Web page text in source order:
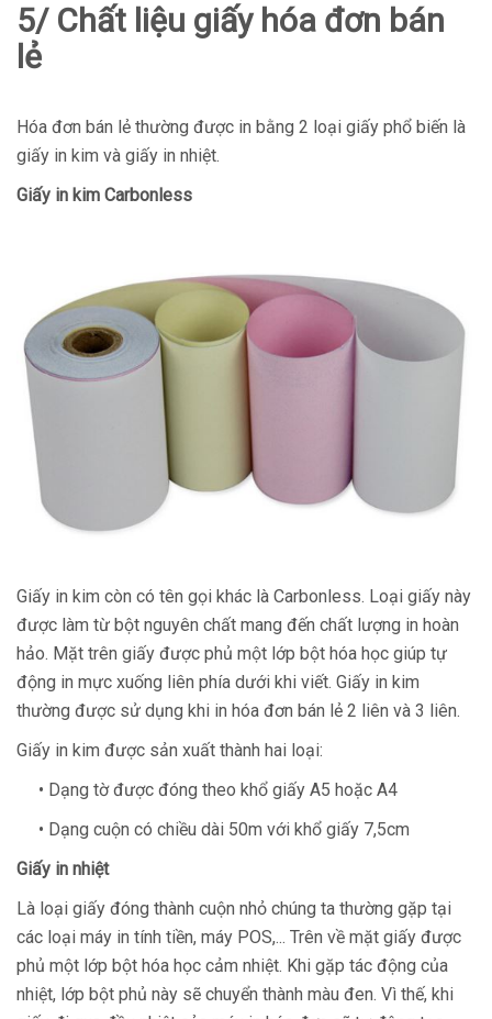
5/ Chất liệu giấy hóa đơn bán
lẻ
Hóa đơn bán lẻ thường được in bằng 2 loại giấy phổ biến là
giấy in kim và giấy in nhiệt.
Giấy in kim Carbonless
Giấy in kim còn có tên gọi khác là Carbonless. Loại giấy này
được làm từ bột nguyên chất mang đến chất lượng in hoàn
hảo. Mặt trên giấy được phủ một lớp bột hóa học giúp tự
động in mực xuống liên phía dưới khi viết. Giấy in kim
thường được sử dụng khi in hóa đơn bán lẻ 2 liên và 3 liên.
Giấy in kim được sản xuất thành hai loại:
• Dạng tờ được đóng theo khổ giấy A5 hoặc A4
• Dạng cuộn có chiều dài 50m với khổ giấy 7,5cm
Giấy in nhiệt
Là loại giấy đóng thành cuộn nhỏ chúng ta thường gặp tại
các loại máy in tính tiền, máy POS,... Trên về mặt giấy được
phủ một lớp bột hóa học cảm nhiệt. Khi gặp tác động của
nhiệt, lớp bột phủ này sẽ chuyển thành màu đen. Vì thế, khi